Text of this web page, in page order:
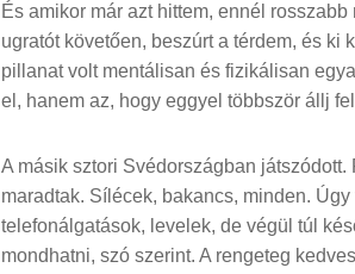
És amikor már azt hittem, ennél
ugratót követően, beszúrt a térdem, és
pillanat volt mentálisan és fizikálisan
el, hanem az, hogy eggyel többször állj
A másik sztori Svédországban
maradtak. Sílécek, bakancs, minden.
telefonálgatások, levelek, de végül túl
mondhatni, szó szerint. A rengeteg